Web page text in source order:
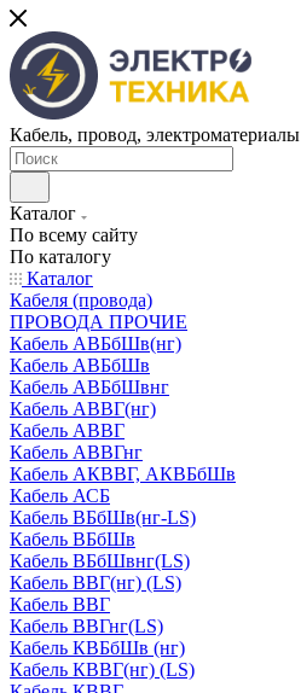
Кабель, провод, электроматериалы
Каталог
По всему сайту
По каталогу
Каталог
Кабеля (провода)
ПРОВОДА ПРОЧИЕ
Кабель АВБбШв(нг)
Кабель АВБбШв
Кабель АВБбШвнг
Кабель АВВГ(нг)
Кабель АВВГ
Кабель АВВГнг
Кабель АКВВГ, АКВБбШв
Кабель АСБ
Кабель ВБбШв(нг-LS)
Кабель ВБбШв
Кабель ВБбШвнг(LS)
Кабель ВВГ(нг) (LS)
Кабель ВВГ
Кабель ВВГнг(LS)
Кабель КВБбШв (нг)
Кабель КВВГ(нг) (LS)